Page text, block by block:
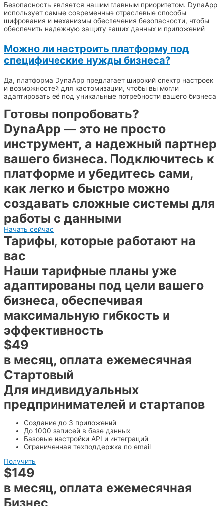
Безопасность является нашим главным приоритетом. DynaApp
использует самые современные отраслевые способы
шифрования и механизмы обеспечения безопасности, чтобы
обеспечить надежную защиту ваших данных и приложений
Можно ли настроить платформу под
специфические нужды бизнеса?
Да, платформа DynaApp предлагает широкий спектр настроек
и возможностей для кастомизации, чтобы вы могли
адаптировать её под уникальные потребности вашего бизнеса
Готовы попробовать?
DynaApp — это не просто
инструмент, а надежный партнер
вашего бизнеса. Подключитесь к
платформе и убедитесь сами,
как легко и быстро можно
создавать сложные системы для
работы с данными
Начать сейчас
Тарифы, которые работают на
вас
Наши тарифные планы уже
адаптированы под цели вашего
бизнеса, обеспечивая
максимальную гибкость и
эффективность
$49
в месяц, оплата ежемесячная
Стартовый
Для индивидуальных
предпринимателей и стартапов
Создание до 3 приложений
До 1000 записей в базе данных
Базовые настройки API и интеграций
Ограниченная техподдержка по email
Получить
$149
в месяц, оплата ежемесячная
Бизнес